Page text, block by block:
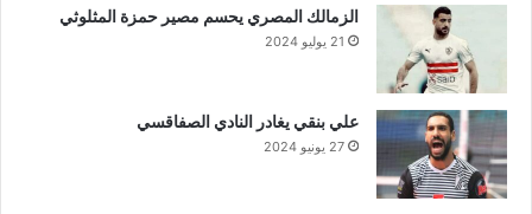
الزمالك المصري يحسم مصير حمزة المثلوثي
21 يوليو 2024
علي بنقي يغادر النادي الصفاقسي
27 يونيو 2024